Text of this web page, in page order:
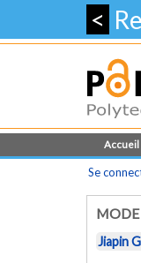
<
Accueil
Se
Jiapin